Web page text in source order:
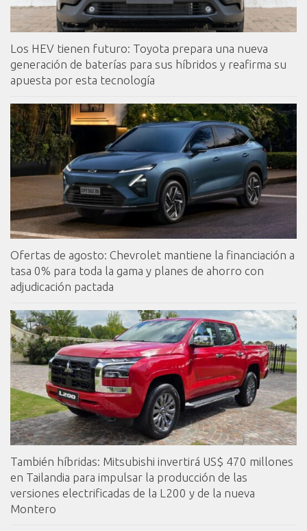
Los HEV tienen futuro: Toyota prepara una nueva
generación de baterías para sus híbridos y reafirma su
apuesta por esta tecnología
Ofertas de agosto: Chevrolet mantiene la financiación a
tasa 0% para toda la gama y planes de ahorro con
adjudicación pactada
También híbridas: Mitsubishi invertirá US$ 470 millones
en Tailandia para impulsar la producción de las
versiones electrificadas de la L200 y de la nueva
Montero